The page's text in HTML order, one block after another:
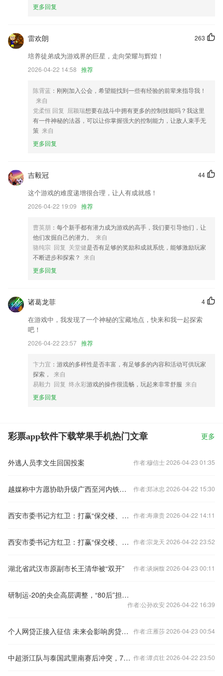
6.支持对照朗诵、逐句跟读、文本默写功能，对孩子学习国学诗词有帮
彩票app软件下载苹果手机更新了什么?
app icon清晰度优化
开发商：肖子龙
修复切换失败问题
优化交易提示音，声音更大更稳定
以上就是开云(中国)Kaiyun的介绍，如果您喜欢这款软件，您可以到应用
支持抖音第三方登录，使用更便捷
联系我们
以上就是彩票app软件下载苹果手机的介绍，如果您喜欢这款软件，您可
品进行优化修改。
更多回复
263
雷欢朗
培养徒弟成为游戏界的巨星，走向荣耀与辉煌！
2026-04-22 14:58 推荐
陈霄蓝 ：刚刚加入公会，希望能找到一些有经验的前辈来指导我！
来自
党柔恒 回复 屈颖瑞想要在战斗中拥有更多的控制技能吗？我这里
有一件神秘的法器，可以让你掌握强大的控制能力，让敌人束手无
策 来自
更多回复
44
吉毅冠
这个游戏的难度递增很合理，让人有成就感！
2026-04-22 19:09 推荐
曹英朋 ：每个新手都有潜力成为游戏的高手，我们要引导他们，让
他们发掘自己的潜力。
来自
骆纯宗 回复 关堂健是否有足够的奖励和成就系统，能够激励玩家
不断进步和探索？ 来自
更多回复
4
诸葛龙菲
在游戏中，我发现了一个神秘的宝藏地点，快来和我一起探索
吧！
2026-04-22 23:57 推荐
卞力宜 ：游戏的多样性是否丰富，有足够多的内容和活动可供玩家
探索，
来自
易毅力 回复 终永彩游戏的操作很流畅，玩起来非常舒服 来自
更多回复
彩票app软件下载苹果手机热门文章 更多
外逃人员李文生回国投案 作者:穆信士 2026-04-23 01:35
越媒称中方愿协助升级广西至河内铁路交通，外交部回应 作者:郑冰忠 2026-04-22 15:30
西安市委书记方红卫：打赢“保交楼、保回迁”攻坚战 作者:寿康贵 2026-04-22 14:11
西安市委书记方红卫：打赢“保交楼、保回迁”攻坚战 作者:宗龙天 2026-04-22 23:52
湖北省武汉市原副市长王清华被“双开” 作者:谈娴馥 2026-04-23 00:11
研制运-20的央企高层调整，“80后”担任总经理
作者:公孙欢安 2026-04-22 16:39
个人网贷正接入征信 未来会影响房贷么？ 作者:庄雁莎 2026-04-23 00:54
中超浙江队与泰国武里南赛后冲突，7人被禁赛48场 作者:谭贞壮 2026-04-22 23:50